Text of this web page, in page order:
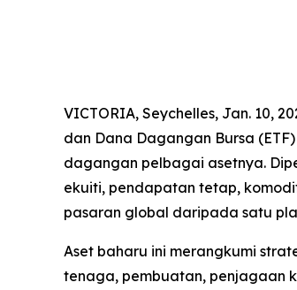
VICTORIA, Seychelles, Jan. 10,
dan Dana Dagangan Bursa
dagangan pelbagai asetnya.
ekuiti, pendapatan tetap,
pasaran global daripada satu
Aset baharu ini merangkumi
tenaga, pembuatan, penjagaan